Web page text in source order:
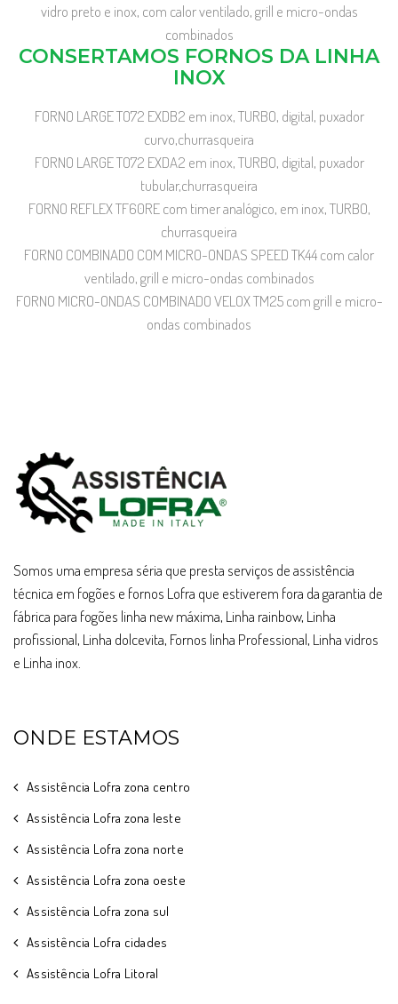
vidro preto e inox, com calor ventilado, grill e micro-ondas
combinados
CONSERTAMOS FORNOS DA LINHA
INOX
FORNO LARGE TO72 EXDB2 em inox, TURBO, digital, puxador
curvo,churrasqueira
FORNO LARGE TO72 EXDA2 em inox, TURBO, digital, puxador
tubular,churrasqueira
FORNO REFLEX TF60RE com timer analógico, em inox, TURBO,
churrasqueira
FORNO COMBINADO COM MICRO-ONDAS SPEED TK44 com calor
ventilado, grill e micro-ondas combinados
FORNO MICRO-ONDAS COMBINADO VELOX TM25 com grill e micro-
ondas combinados
Somos uma empresa séria que presta serviços de assistência
técnica em fogões e fornos Lofra que estiverem fora da garantia de
fábrica para fogões linha new máxima, Linha rainbow, Linha
profissional, Linha dolcevita, Fornos linha Professional, Linha vidros
e Linha inox.
ONDE ESTAMOS
Assistência Lofra zona centro
Assistência Lofra zona leste
Assistência Lofra zona norte
Assistência Lofra zona oeste
Assistência Lofra zona sul
Assistência Lofra cidades
Assistência Lofra Litoral